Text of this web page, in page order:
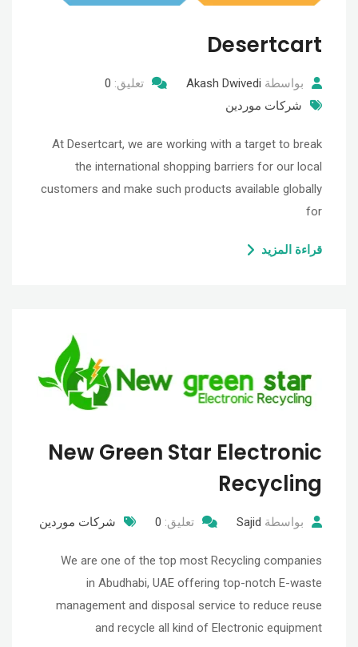
Desertcart
بواسطة Akash Dwivedi تعليق: 0
شركات موردين
At Desertcart, we are working with a target to break
the international shopping barriers for our local
customers and make such products available globally
for
قراءة المزيد
New Green Star Electronic
Recycling
بواسطة Sajid تعليق: 0 شركات موردين
We are one of the top most Recycling companies
in Abudhabi, UAE offering top-notch E-waste
management and disposal service to reduce reuse
and recycle all kind of Electronic equipment